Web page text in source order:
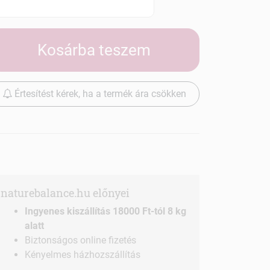
Kosárba teszem
Értesítést kérek, ha a termék ára csökken
naturebalance.hu előnyei
Ingyenes kiszállítás 18000 Ft-tól 8 kg
alatt
Biztonságos online fizetés
Kényelmes házhozszállítás